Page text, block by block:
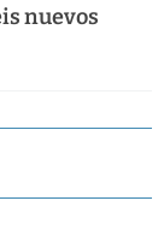
nuevos